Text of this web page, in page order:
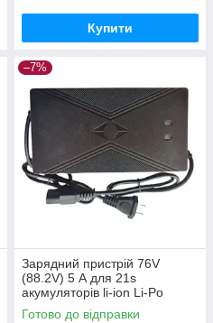
Купити
–7%
Зарядний пристрій 76V
(88.2V) 5 А для 21s
акумуляторів li-ion Li-Po
Готово до відправки